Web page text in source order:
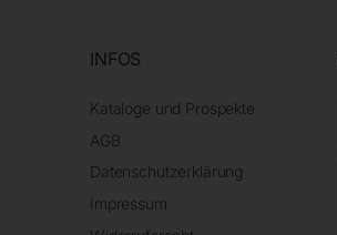
INFOS
Kataloge und Prospekte
AGB
Datenschutzerklärung
Impressum